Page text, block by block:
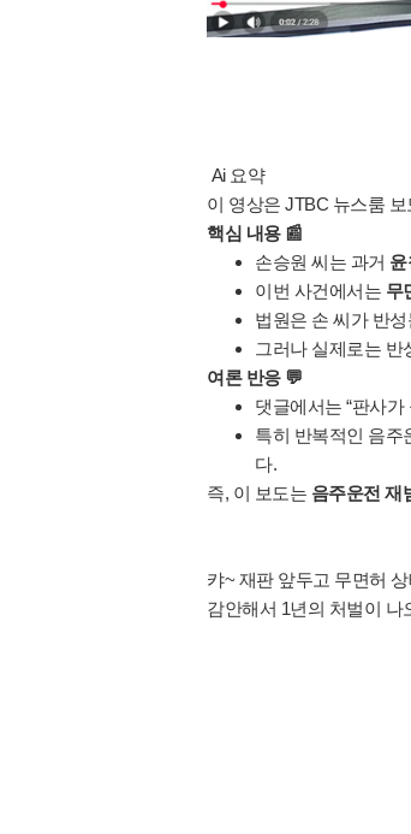
Ai 요약
이 영상은 JTBC 뉴스룸
핵심 내용 📰
손승원 씨는 과거 윤
이번 사건에서는 무
법원은 손 씨가 반
그러나 실제로는 반
여론 반응 💬
댓글에서는 “판사가
특히 반복적인 음주
다.
즉, 이 보도는 음주운전 재
캬~ 재판 앞두고 무면허
감안해서 1년의 처벌이 나